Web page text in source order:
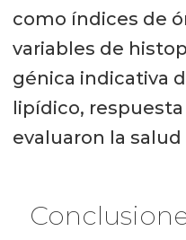
como índices de
variables de
génica indicativa
lipídico,
evaluaron la